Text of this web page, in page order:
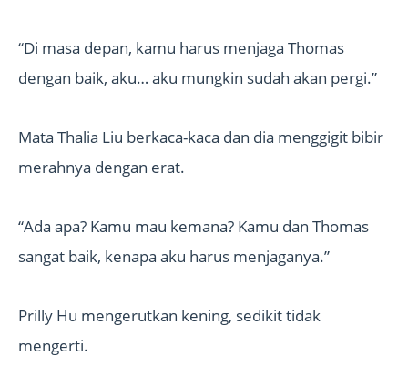
“Di masa depan, kamu harus menjaga Thomas
dengan baik, aku… aku mungkin sudah akan pergi.”
Mata Thalia Liu berkaca-kaca dan dia menggigit bibir
merahnya dengan erat.
“Ada apa? Kamu mau kemana? Kamu dan Thomas
sangat baik, kenapa aku harus menjaganya.”
Prilly Hu mengerutkan kening, sedikit tidak
mengerti.